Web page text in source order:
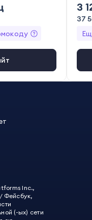
3
37
Inc.,
Фейсбук,
(-ых) сети